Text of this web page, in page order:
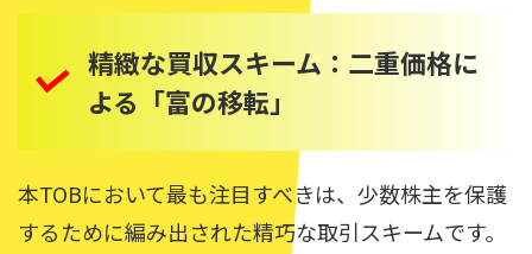
精緻な買収スキーム：二重価格に
よる「富の移転」
本TOBにおいて最も注目すべきは、少数株主を保護
するために編み出された精巧な取引スキームです。